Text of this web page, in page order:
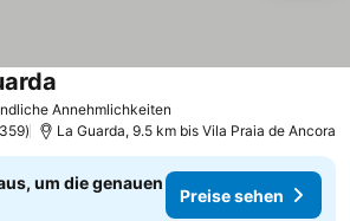
Annehmlichkeiten
La Guarda, 9.5 km bis Vila Praia de Ancora
um die genauen
Preise sehen